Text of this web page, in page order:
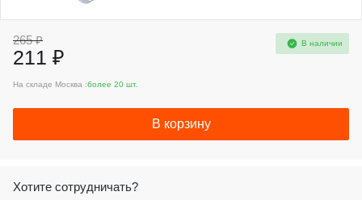
265 ₽
211 ₽
В наличии
На складе Москва :более 20 шт.
В корзину
Хотите сотрудничать?